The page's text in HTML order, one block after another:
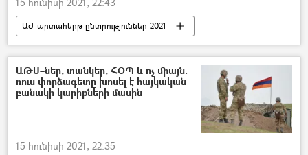
ԱԺ արտահերթ ընտրություններ 2021
Քաղաքականություն
Հայաստան
Լևոն Տեր–Պետրոսյան
Ազգային ժողովի ընտրություններ
ԱԹՍ–ներ, տանկեր, ՀՕՊ և ոչ միայն.
ռուս փորձագետը խոսել է հայկական
բանակի կարիքների մասին
15 հունիսի 2021, 22:35